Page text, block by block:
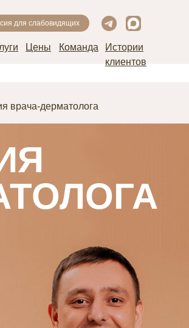
Цены
Истории
клиентов
Команда
для слабовидящих
врача-дерматолога